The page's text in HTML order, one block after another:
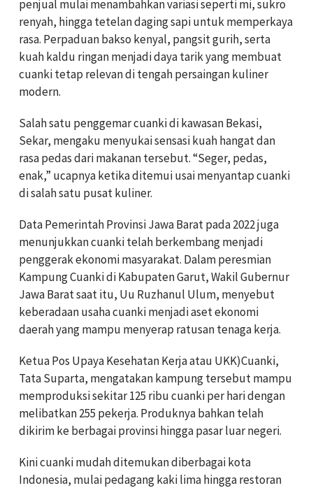
penjual mulai menambahkan variasi seperti mi, sukro
renyah, hingga tetelan daging sapi untuk memperkaya
rasa. Perpaduan bakso kenyal, pangsit gurih, serta
kuah kaldu ringan menjadi daya tarik yang membuat
cuanki tetap relevan di tengah persaingan kuliner
modern.
Salah satu penggemar cuanki di kawasan Bekasi,
Sekar, mengaku menyukai sensasi kuah hangat dan
rasa pedas dari makanan tersebut. “Seger, pedas,
enak,” ucapnya ketika ditemui usai menyantap cuanki
di salah satu pusat kuliner.
Data Pemerintah Provinsi Jawa Barat pada 2022 juga
menunjukkan cuanki telah berkembang menjadi
penggerak ekonomi masyarakat. Dalam peresmian
Kampung Cuanki di Kabupaten Garut, Wakil Gubernur
Jawa Barat saat itu, Uu Ruzhanul Ulum, menyebut
keberadaan usaha cuanki menjadi aset ekonomi
daerah yang mampu menyerap ratusan tenaga kerja.
Ketua Pos Upaya Kesehatan Kerja atau UKK)Cuanki,
Tata Suparta, mengatakan kampung tersebut mampu
memproduksi sekitar 125 ribu cuanki per hari dengan
melibatkan 255 pekerja. Produknya bahkan telah
dikirim ke berbagai provinsi hingga pasar luar negeri.
Kini cuanki mudah ditemukan diberbagai kota
Indonesia, mulai pedagang kaki lima hingga restoran